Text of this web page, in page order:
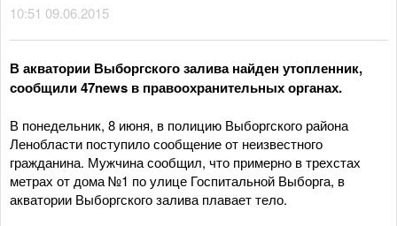
10:51 09.06.2015
В акватории Выборгского залива найден утопленник,
сообщили 47news в правоохранительных органах.
В понедельник, 8 июня, в полицию Выборгского района
Ленобласти поступило сообщение от неизвестного
гражданина. Мужчина сообщил, что примерно в трехстах
метрах от дома №1 по улице Госпитальной Выборга, в
акватории Выборгского залива плавает тело.